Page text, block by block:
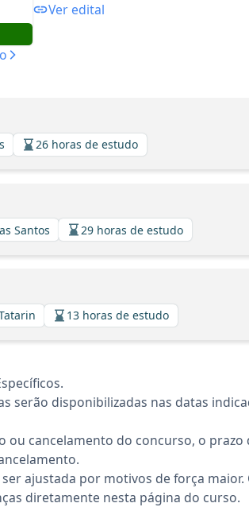
Ver edital
26 horas de estudo
Santos 29 horas de estudo
13 horas de estudo
serão disponibilizadas nas datas
ou cancelamento do concurso, o
ajustada por motivos de força
diretamente nesta página do curso.